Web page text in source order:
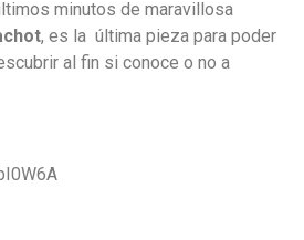
minutos de maravillosa
, es la última pieza para poder
al fin si conoce o no a